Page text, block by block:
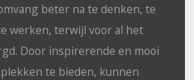
beter na te denken, te
werken, terwijl voor al het
Door inspirerende en mooi
te bieden, kunnen